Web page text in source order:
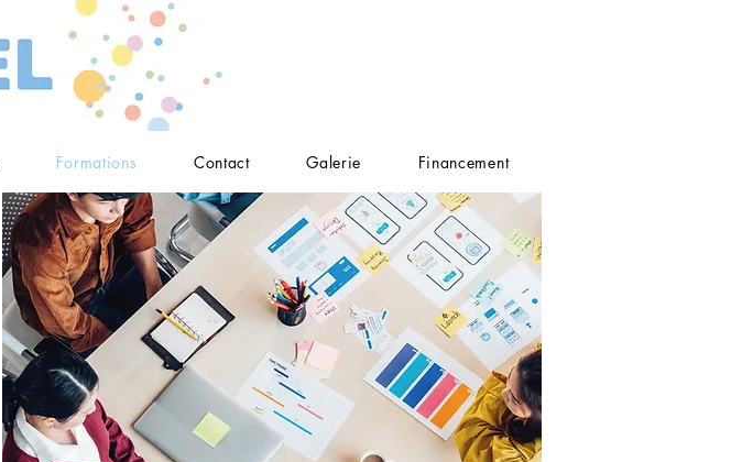
Formations Contact Galerie Financement